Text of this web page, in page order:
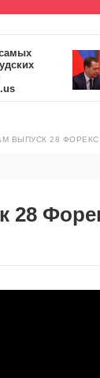
ВЫПУСК 28 ФОРЕКС